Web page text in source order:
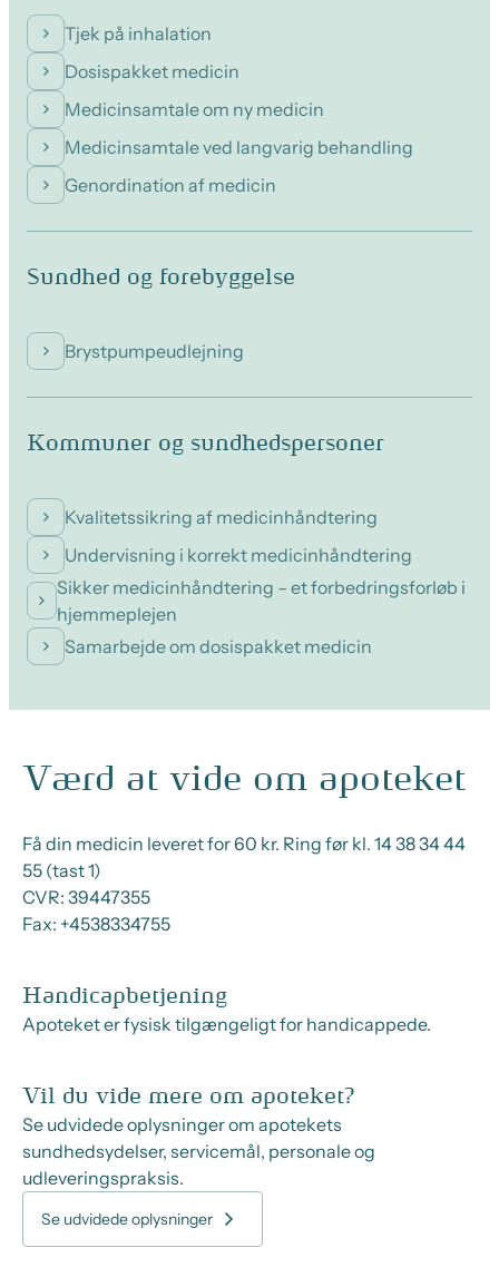
Tjek på inhalation
Dosispakket medicin
Medicinsamtale om ny medicin
Medicinsamtale ved langvarig behandling
Genordination af medicin
Sundhed og forebyggelse
Brystpumpeudlejning
Kommuner og sundhedspersoner
Kvalitetssikring af medicinhåndtering
Undervisning i korrekt medicinhåndtering
Sikker medicinhåndtering – et forbedringsforløb i
hjemmeplejen
Samarbejde om dosispakket medicin
Værd at vide om apoteket
Få din medicin leveret for 60 kr. Ring før kl. 14 38 34 44
55 (tast 1)
CVR: 39447355
Fax: +4538334755
Handicapbetjening
Apoteket er fysisk tilgængeligt for handicappede.
Vil du vide mere om apoteket?
Se udvidede oplysninger om apotekets
sundhedsydelser, servicemål, personale og
udleveringspraksis.
Se udvidede oplysninger